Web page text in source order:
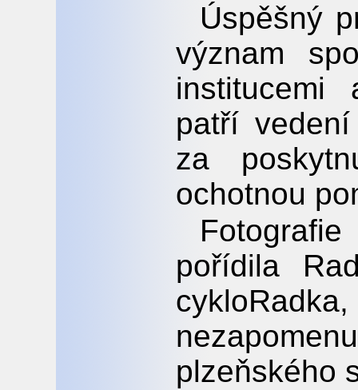
Úspěšný
význam
institucemi
patří
za
ochotnou
pořídila
plzeňského